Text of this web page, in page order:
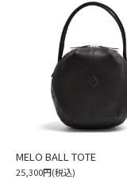
MELO BALL TOTE
25,300円(税込)